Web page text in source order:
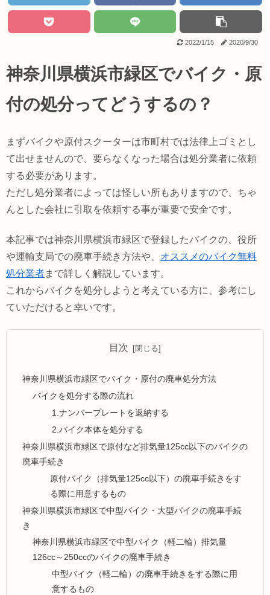
2022/1/15 2020/9/30
神奈川県横浜市緑区でバイク・原
付の処分ってどうするの？
まずバイクや原付スクーターは市町村では法律上ゴミとし
て出せませんので、要らなくなった場合は処分業者に依頼
する必要があります。
ただし処分業者によっては怪しい所もありますので、ちゃ
んとした会社に引取を依頼する事が重要で安全です。
本記事では神奈川県横浜市緑区で登録したバイクの、役所
や運輸支局での廃車手続き方法や、 オススメのバイク無料
処分業者まで詳しく解説しています。
これからバイクを処分しようと考えている方に、参考にし
ていただけると幸いです。
目次
神奈川県横浜市緑区でバイク・原付の廃車処分方法
バイクを処分する際の流れ
1.ナンバープレートを返納する
2.バイク本体を処分する
神奈川県横浜市緑区で原付など排気量125cc以下のバイクの
廃車手続き
原付バイク（排気量125cc以下）の廃車手続きをす
る際に用意するもの
神奈川県横浜市緑区で中型バイク・大型バイクの廃車手続
き
神奈川県横浜市緑区で中型バイク（軽二輪）排気量
126cc～250ccのバイクの廃車手続き
中型バイク（軽二輪）の廃車手続きをする際に用
意するもの